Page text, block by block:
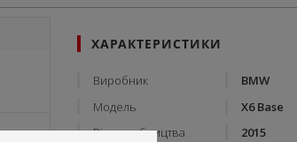
ХАРАКТЕРИСТИКИ
Виробник
BMW
Модель
X6 Base
Рік виробництва
2015